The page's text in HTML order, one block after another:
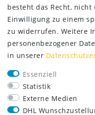
SERVICE
Lieferung nur 2,95 €
Rücksendung
14 Tage Rückgaberecht
Kurze Lieferzeit
besteht das Recht,
Einwilligung zu einem
zu widerrufen. Weitere
personenbezogener
in unserer
Essenziell
Statistik
Externe Medien
DHL